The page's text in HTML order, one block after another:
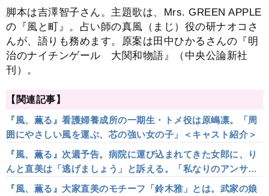
脚本は吉澤智子さん。主題歌は、Mrs. GREEN APPLE
の『風と町』。占い師の真風（まじ）役の研ナオコさ
んが、語りも務めます。原案は田中ひかるさんの『明
治のナイチンゲール 大関和物語』（中央公論新社
刊）。
【関連記事】
『風、薫る』看護婦養成所の一期生・トメ役は原嶋凛。「周
囲にやさしい風を運ぶ、芯の強い女の子」＜キャスト紹介＞
『風、薫る』次週予告。病院に運び込まれてきた女郎に、り
んと直美は「逃げましょう」と訴える。「私なりのアンサー
が見つかりました」とゆきが宣言
『風、薫る』大家直美のモチーフ「鈴木雅」とは。武家の娘